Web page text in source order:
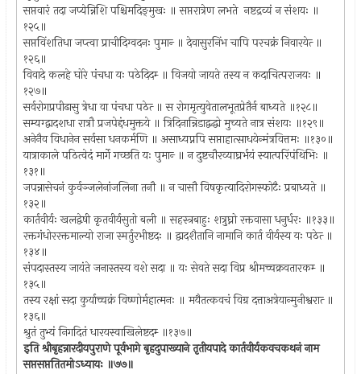
सप्तवारं तदा जप्येन्निशि पश्चिमदिङ्‌मुखः ॥ सप्तरात्रेण लभते नष्टद्रव्यं न संशयः ॥
१२५॥
सप्तविंशतिधा जप्त्वा प्राचीदिग्वदनः पुमान्‍ ॥ देवासुरनिंभ चापि परचक्रं निवारयेत्‍ ॥
१२६॥
विवादे कलहे घोरे पंचधा यः पठेदिदम्‍ ॥ विजयो जायते तस्य न कदाचित्पराजयः ॥
१२७॥
सर्वरोगप्रपीढासु त्रेधा वा पंचधा पठेत्‍ ॥ स रोगमृत्युवेतालभूतप्रेतैर्न बाध्यते ॥१२८॥
सम्यग्द्वादशधा रात्रौ प्रजपेद्दंधमुक्तये ॥ त्रिदिनान्निडाद्वद्धो मुच्यते नात्र संशयः ॥१२९॥
अनेनैव विधानेन सर्वसा धनकर्मणि ॥ असाध्यप्नपि सप्ताहात्साधयेन्मंत्रवित्तमः ॥१३०॥
यात्राकाले पठित्वेदं मार्गे गच्छति यः पुमान्‍ ॥ न दुष्टचौरव्याघ्रर्भयं स्यात्परिंपंथिभिः ॥
१३१॥
जपन्नासेचनं कुर्वञ्जलेनांजलिना तनौ ॥ न चासौ विषकृत्यादिरोगस्फोटैः प्रबाध्यते ॥
१३२॥
कार्तवीर्यः खलद्वेषी कृतवीर्यसुतो बली ॥ सहस्त्रबाहुः शत्रुघ्नो रक्तवासा धनुर्धरः ॥१३३॥
रक्तगंधोररक्तमाल्यो राजा स्मर्तुरभीष्टदः ॥ द्वादशैतानि नामानि कार्त वीर्यस्य यः पठेत्‍ ॥
१३४॥
संपदास्तस्य जायंते जनास्तस्य वशे सदा ॥ यः सेवते सदा विप्र श्रीमच्चक्रवतारकम्‍ ॥
१३५॥
तस्य रक्षां सदा कुर्याच्चक्रं विष्णोर्महात्मनः ॥ मयैतत्कवचं विग्र दत्ताअत्रेयान्मुनीश्वरात्‍ ॥
१३६॥
श्रुतं तुभ्यं निगदितं धारयस्वाखिलेष्टदम्‍ ॥१३७॥
इति श्रीबृहन्नारदीयपुराणे पूर्वभागे बृहदुपाख्याने तृतीयपादे कार्तवीर्यकवचकथनं नाम
सप्तसप्ततितमोऽध्यायः ॥७७॥